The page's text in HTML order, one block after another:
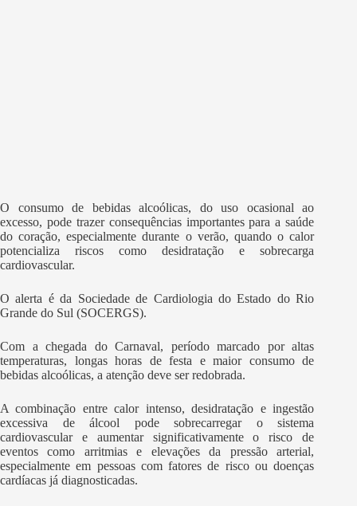
O consumo de bebidas alcoólicas, do uso ocasional ao
excesso, pode trazer consequências importantes para a saúde
do coração, especialmente durante o verão, quando o calor
potencializa riscos como desidratação e sobrecarga
cardiovascular.
O alerta é da Sociedade de Cardiologia do Estado do Rio
Grande do Sul (SOCERGS).
Com a chegada do Carnaval, período marcado por altas
temperaturas, longas horas de festa e maior consumo de
bebidas alcoólicas, a atenção deve ser redobrada.
A combinação entre calor intenso, desidratação e ingestão
excessiva de álcool pode sobrecarregar o sistema
cardiovascular e aumentar significativamente o risco de
eventos como arritmias e elevações da pressão arterial,
especialmente em pessoas com fatores de risco ou doenças
cardíacas já diagnosticadas.